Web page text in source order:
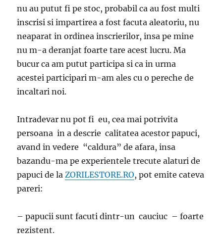
nu au putut fi pe stoc, probabil ca au fost multi
inscrisi si impartirea a fost facuta aleatoriu, nu
neaparat in ordinea inscrierilor, insa pe mine
nu m-a deranjat foarte tare acest lucru. Ma
bucur ca am putut participa si ca in urma
acestei participari m-am ales cu o pereche de
incaltari noi.
Intradevar nu pot fi eu, cea mai potrivita
persoana in a descrie calitatea acestor papuci,
avand in vedere “caldura” de afara, insa
bazandu-ma pe experientele trecute alaturi de
papuci de la ZORILESTORE.RO, pot emite cateva
pareri:
– papucii sunt facuti dintr-un cauciuc – foarte
rezistent.